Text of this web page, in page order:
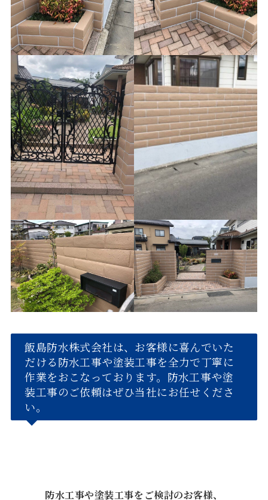
飯島防水株式会社は、お客様に喜んでいた
だける防水工事や塗装工事を全力で丁寧に
作業をおこなっております。防水工事や塗
装工事のご依頼はぜひ当社にお任せくださ
い。
防水工事や塗装工事をご検討のお客様、